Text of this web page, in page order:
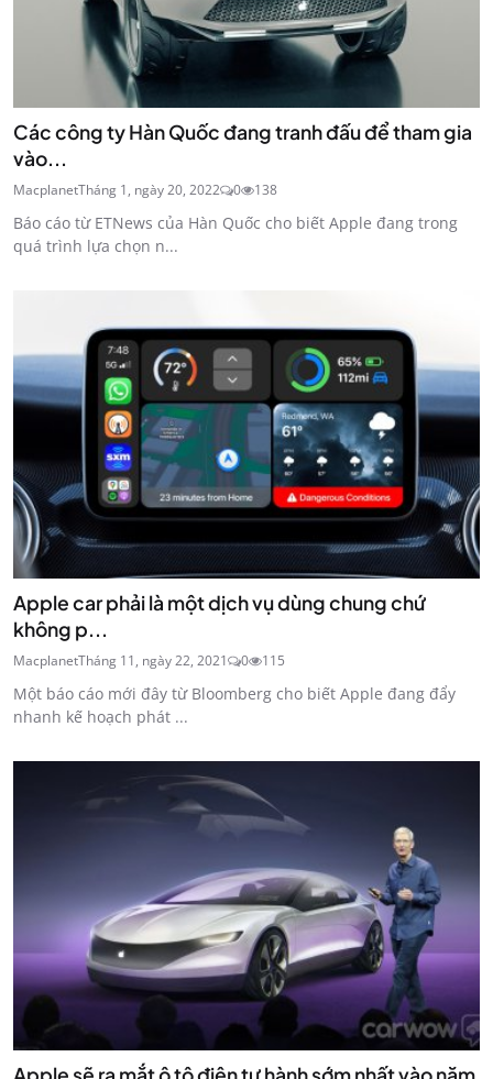
Các công ty Hàn Quốc đang tranh đấu để tham gia
vào...
MacplanetTháng 1, ngày 20, 2022 0 138
Báo cáo từ ETNews của Hàn Quốc cho biết Apple đang trong
quá trình lựa chọn n...
Apple car phải là một dịch vụ dùng chung chứ
không p...
MacplanetTháng 11, ngày 22, 2021 0 115
Một báo cáo mới đây từ Bloomberg cho biết Apple đang đẩy
nhanh kế hoạch phát ...